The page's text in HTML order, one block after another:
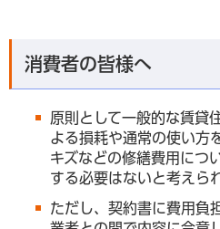
消費者の皆様へ
原則として一般的な賃貸
よる損耗や通常の使い方
キズなどの修繕費用につ
する必要はないと考えられ
ただし、契約書に費用負